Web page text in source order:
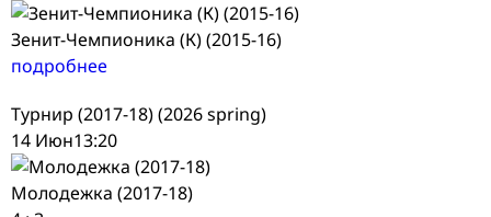
Зенит-Чемпионика (К) (2015-16)
подробнее
Турнир (2017-18) (2026 spring)
14 Июн13:20
Молодежка (2017-18)